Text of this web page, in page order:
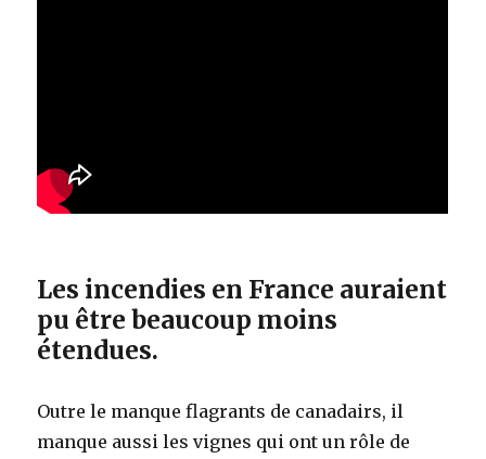
Les incendies en France auraient
pu être beaucoup moins
étendues.
Outre le manque flagrants de canadairs, il
manque aussi les vignes qui ont un rôle de